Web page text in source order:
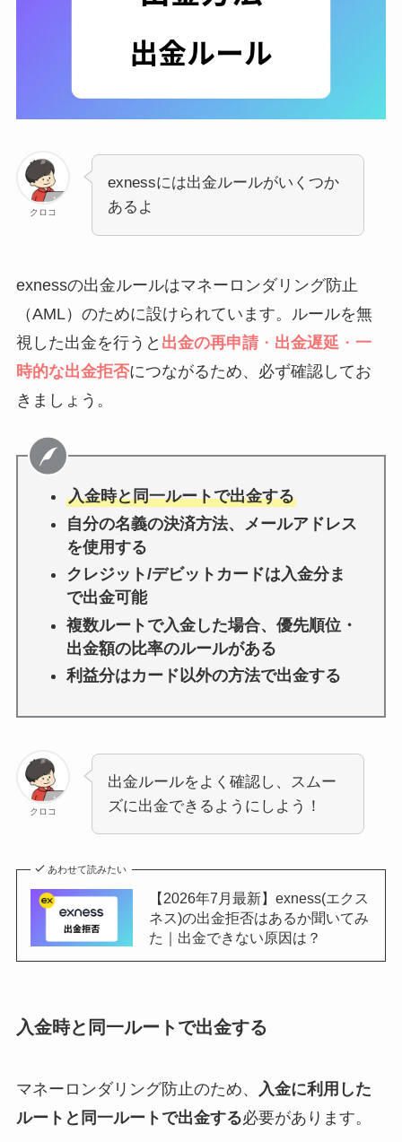
クロコ
exnessには出金ルールがいくつか
あるよ
exnessの出金ルールはマネーロンダリング防止
（AML）のために設けられています。ルールを無
視した出金を行うと 出金の再申請・ 出金遅延・ 一
時的な出金拒否につながるため、必ず確認してお
きましょう。
入金時と同一ルートで出金する
自分の名義の決済方法、メールアドレス
を使用する
クレジット/デビットカードは入金分ま
で出金可能
複数ルートで入金した場合、優先順位・
出金額の比率のルールがある
利益分はカード以外の方法で出金する
クロコ
出金ルールをよく確認し、スムー
ズに出金できるようにしよう！
あわせて読みたい
【2026年7月最新】exness(エクス
ネス)の出金拒否はあるか聞いてみ
た｜出金できない原因は？
入金時と同一ルートで出金する
マネーロンダリング防止のため、
入金に利用した
ルートと同一ルートで出金する必要があります。